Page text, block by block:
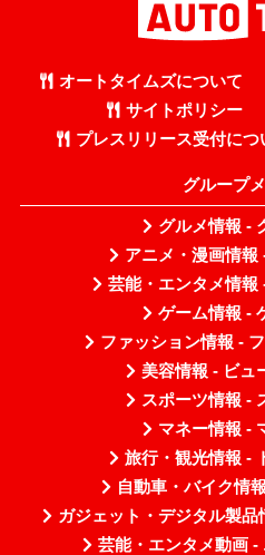
オートタイムズについて
サイトポリシー
プレスリリース受付につ
グループ
グルメ情報 -
アニメ・漫画情報
芸能・エンタメ情報
ゲーム情報 -
ファッション情報 -
美容情報 - ビュ
スポーツ情報 -
マネー情報 -
旅行・観光情報 -
自動車・バイク情
ガジェット・デジタル製品
芸能・エンタメ動画 -